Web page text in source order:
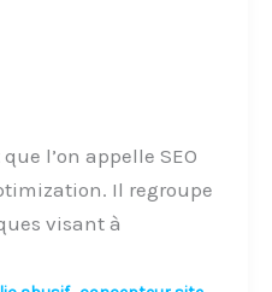
l’on appelle SEO
Il regroupe
visant à